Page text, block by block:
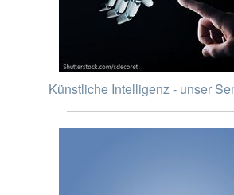
Künstliche Intelligenz - unser